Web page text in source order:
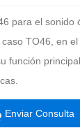
para el sonido
TO46, en
función
Enviar Consulta